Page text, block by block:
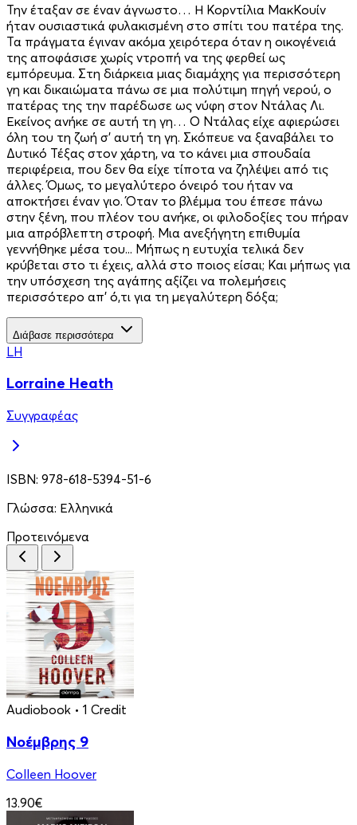
Την έταξαν σε έναν άγνωστο… Η Κορντίλια ΜακΚουίν
ήταν ουσιαστικά φυλακισμένη στο σπίτι του πατέρα της.
Τα πράγματα έγιναν ακόμα χειρότερα όταν η οικογένειά
της αποφάσισε χωρίς ντροπή να της φερθεί ως
εμπόρευμα. Στη διάρκεια μιας διαμάχης για περισσότερη
γη και δικαιώματα πάνω σε μια πολύτιμη πηγή νερού, ο
πατέρας της την παρέδωσε ως νύφη στον Ντάλας Λι.
Εκείνος ανήκε σε αυτή τη γη… Ο Ντάλας είχε αφιερώσει
όλη του τη ζωή σ’ αυτή τη γη. Σκόπευε να ξαναβάλει το
Δυτικό Τέξας στον χάρτη, να το κάνει μια σπουδαία
περιφέρεια, που δεν θα είχε τίποτα να ζηλέψει από τις
άλλες. Όμως, το μεγαλύτερο όνειρό του ήταν να
αποκτήσει έναν γιο. Όταν το βλέμμα του έπεσε πάνω
στην ξένη, που πλέον του ανήκε, οι φιλοδοξίες του πήραν
μια απρόβλεπτη στροφή. Μια ανεξήγητη επιθυμία
γεννήθηκε μέσα του... Μήπως η ευτυχία τελικά δεν
κρύβεται στο τι έχεις, αλλά στο ποιος είσαι; Και μήπως για
την υπόσχεση της αγάπης αξίζει να πολεμήσεις
περισσότερο απ’ ό,τι για τη μεγαλύτερη δόξα;
Διάβασε περισσότερα
LH
Lorraine Heath
Συγγραφέας
ISBN: 978-618-5394-51-6
Γλώσσα: Ελληνικά
Προτεινόμενα
Audiobook • 1 Credit
Νοέμβρης 9
Colleen Hoover
13.90€